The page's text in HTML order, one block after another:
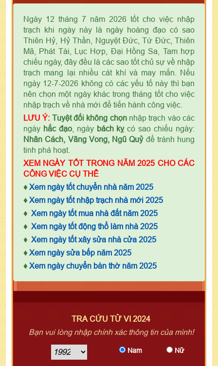
Ngày 12 tháng 7 năm 2026 tốt cho việc nhập
trạch khi ngày này là ngày hoàng đạo có sao
Thiên Hỷ, Hỷ Thần, Nguyệt Đức, Tứ Đức, Thiên
Mã, Phát Tài, Lục Hợp, Đại Hồng Sa, Tam hợp
chiếu ngày, đây đều là các sao tốt chủ sự về nhập
trạch mang lại nhiều cát khí và may mắn. Nếu
ngày 12-7-2026 không có các yếu tố này thì bạn
nên chọn một ngày khác trong tháng tốt cho việc
nhập trạch về nhà mới để tiến hành công việc.
LƯU Ý: Tuyệt đối không chọnnhập trạch vào các
ngày hắc đạo, ngày bách kỵcó sao chiếu ngày:
Nhân Cách, Vãng Vong, Ngũ Quỷđể tránh hung
tinh phá hoạt.
XEM NGÀY TỐT TRONG NĂM 2025 CHO CÁC
CÔNG VIỆC CỤ THỂ
♦ Xem ngày tốt chuyển nhà năm 2025
♦ Xem ngày tốt nhập trạch nhà mới 2025
♦ Xem ngày tốt mua nhà đất năm 2025
♦ Xem ngày tốt động thổ làm nhà 2025
♦ Xem ngày tốt xây sửa nhà cửa 2025
♦ Xem ngày sửa bếp năm 2025
♦ Xem ngày chuyển bàn thờ năm 2025
TRA CỨU TỬ VI 2024
Bạn vui lòng nhập chính xác thông tin của mình!
Nam Nữ